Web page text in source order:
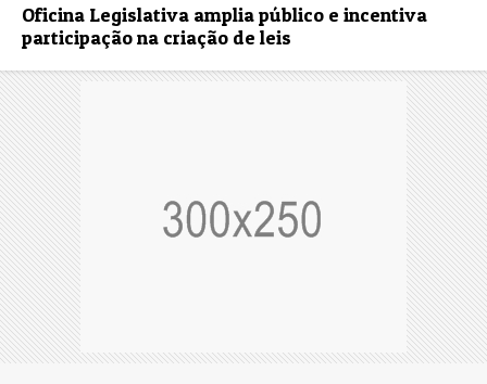
Oficina Legislativa amplia público e incentiva
participação na criação de leis